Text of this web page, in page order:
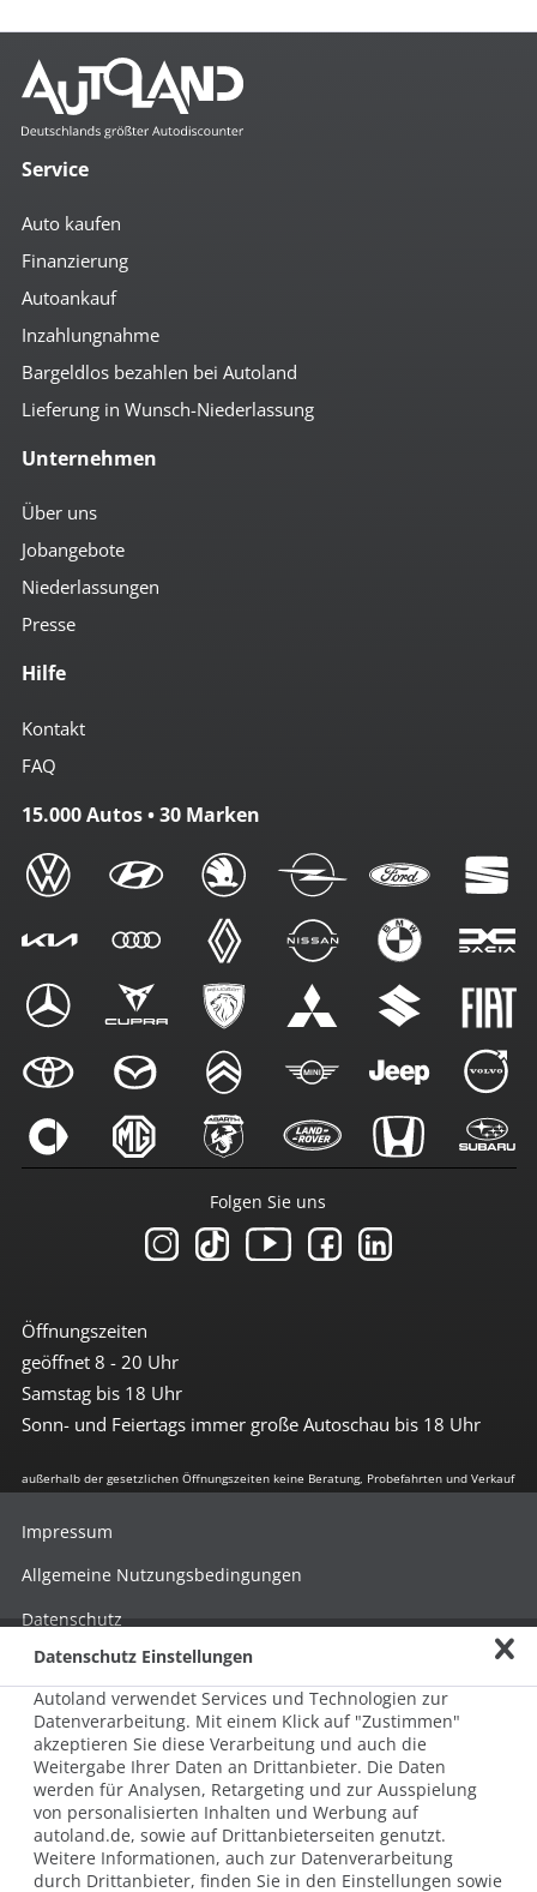
Service
Auto kaufen
Finanzierung
Autoankauf
Inzahlungnahme
Bargeldlos bezahlen bei Autoland
Lieferung in Wunsch-Niederlassung
Unternehmen
Über uns
Jobangebote
Niederlassungen
Presse
Hilfe
Kontakt
FAQ
15.000 Autos • 30 Marken
Öffnungszeiten
geöffnet 8 - 20 Uhr
Samstag bis 18 Uhr
Sonn- und Feiertags immer große Autoschau bis 18 Uhr
Folgen Sie uns
außerhalb der gesetzlichen Öffnungszeiten keine Beratung, Probefahrten und Verkauf
© 2026 AUTOLAND 24 SE & Co. Betriebs KG
Werner-von-Siemens-Str. 2, 06796 Brehna, Deutschland
Impressum
Allgemeine Nutzungsbedingungen
Datenschutz
Hinweisgebersystem nach HinSchG
Beschwerde nach LkSG
Grundsatzerklärung zum LkSG
Datenschutz Einstellungen
Autoland verwendet Services und Technologien zur
Datenverarbeitung. Mit einem Klick auf "Zustimmen"
akzeptieren Sie diese Verarbeitung und auch die
Weitergabe Ihrer Daten an Drittanbieter. Die Daten
werden für Analysen, Retargeting und zur Ausspielung
von personalisierten Inhalten und Werbung auf
autoland.de, sowie auf Drittanbieterseiten genutzt.
Weitere Informationen, auch zur Datenverarbeitung
durch Drittanbieter, finden Sie in den Einstellungen sowie